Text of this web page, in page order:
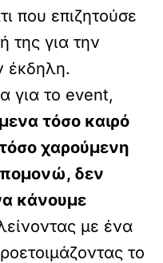
που επιζητούσε
της για την
έκδηλη.
για το event,
τόσο καιρό
χαρούμενη
δεν
κάνουμε
με ένα
το